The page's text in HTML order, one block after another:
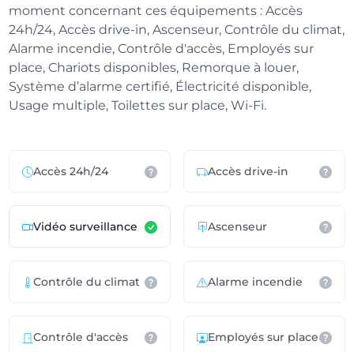
moment concernant ces équipements : Accès
24h/24, Accès drive-in, Ascenseur, Contrôle du climat,
Alarme incendie, Contrôle d'accès, Employés sur
place, Chariots disponibles, Remorque à louer,
Système d’alarme certifié, Électricité disponible,
Usage multiple, Toilettes sur place, Wi-Fi.
Accès 24h/24 Accès drive-in
Vidéo surveillance Ascenseur
Contrôle du climat Alarme incendie
Contrôle d'accès Employés sur place